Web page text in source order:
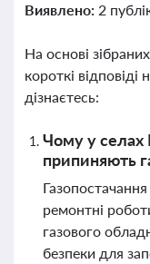
Виявлено: 2
На основі
короткі відповіді
дізнаєтесь:
Чому у селах
припиняють
ремонтні
газового
безпеки для